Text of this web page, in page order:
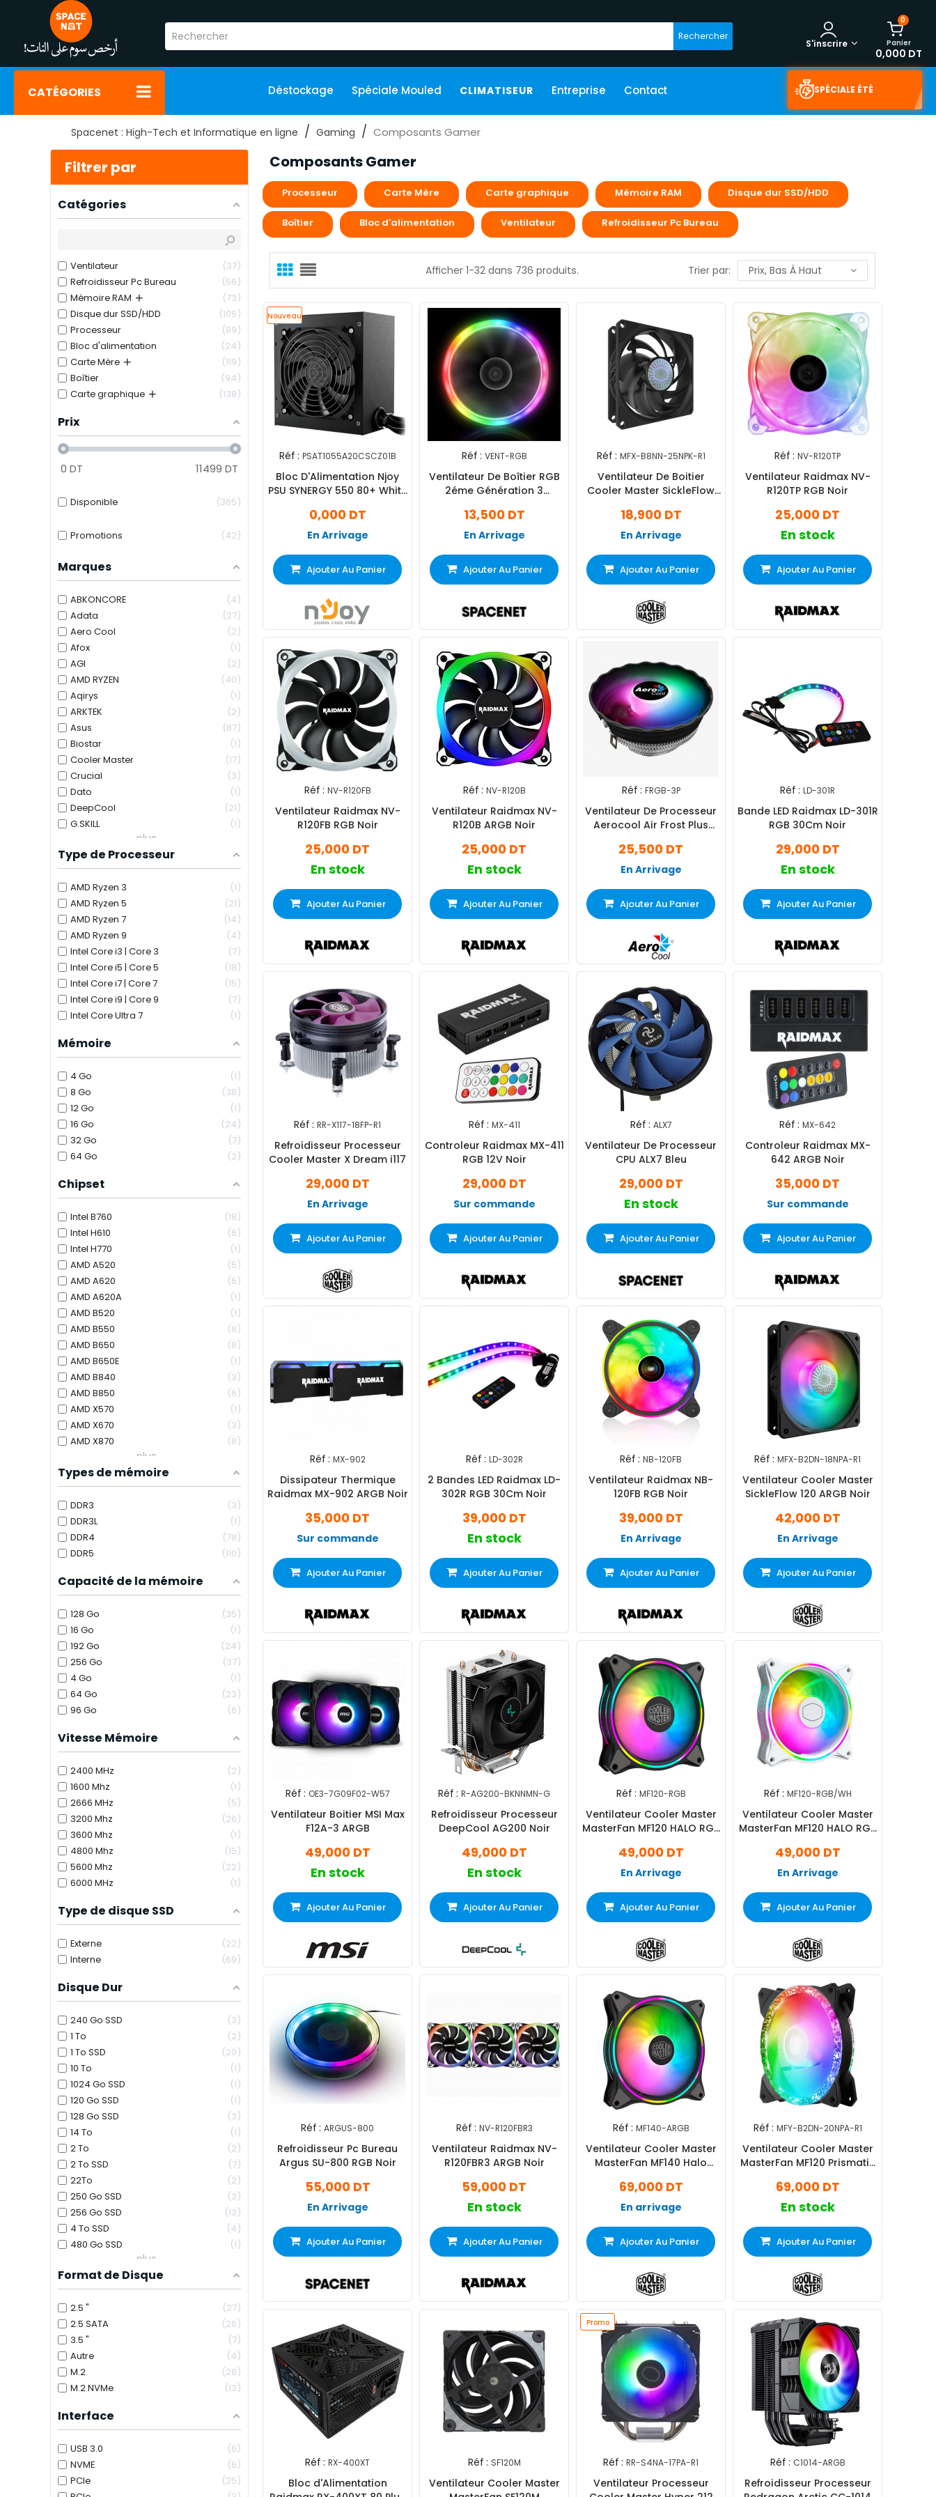
Rechercher
0
Panier
0,000 DT
S'inscrire
CATÉGORIES Déstockage Spéciale Mouled CLIMATISEUR Entreprise Contact SPÉCIALE ÉTÉ
Spacenet : High-Tech et Informatique en ligne Gaming Composants Gamer
Filtrer par
Catégories
Ventilateur
37
Refroidisseur Pc Bureau
56
Mémoire RAM +
73
Disque dur SSD/HDD
105
Processeur
89
Bloc d'alimentation
24
Carte Mère +
119
Boîtier
94
Carte graphique + 138
Prix
0 DT 11499 DT
Disponible 365
Promotions 42
Marques
ABKONCORE
4
Adata
27
Aero Cool
2
Afox
1
AGI
2
AMD RYZEN
40
Aqirys
1
ARKTEK
2
Asus
87
Biostar
1
Cooler Master
17
Crucial
3
Dato
1
DeepCool
21
G.SKILL
1
plus...
Type de Processeur
AMD Ryzen 3
1
AMD Ryzen 5
21
AMD Ryzen 7
14
AMD Ryzen 9
4
Intel Core i3 | Core 3
7
Intel Core i5 | Core 5
18
Intel Core i7 | Core 7
15
Intel Core i9 | Core 9
7
Intel Core Ultra 7
1
Mémoire
4 Go
1
8 Go
38
12 Go
1
16 Go
24
32 Go
7
64 Go
2
Chipset
Intel B760
18
Intel H610
6
Intel H770
1
AMD A520
5
AMD A620
6
AMD A620A
1
AMD B520
1
AMD B550
8
AMD B650
8
AMD B650E
1
AMD B840
3
AMD B850
6
AMD X570
1
AMD X670
3
AMD X870
8
plus...
Types de mémoire
DDR3
3
DDR3L
1
DDR4
78
DDR5
110
Capacité de la mémoire
128 Go
35
16 Go
1
192 Go
24
256 Go
37
4 Go
1
64 Go
23
96 Go
6
Vitesse Mémoire
2400 MHz
2
1600 Mhz
1
2666 MHz
5
3200 Mhz
26
3600 Mhz
1
4800 Mhz
15
5600 Mhz
22
6000 MHz
1
Type de disque SSD
Externe
22
Interne
69
Disque Dur
240 Go SSD
3
1 To
2
1 To SSD
20
10 To
1
1024 Go SSD
1
120 Go SSD
1
128 Go SSD
3
14 To
1
2 To
2
2 To SSD
7
22To
2
250 Go SSD
3
256 Go SSD
13
4 To SSD
4
480 Go SSD
1
plus...
Format de Disque
2.5 "
27
2.5 SATA
26
3.5 "
7
Autre
4
M.2
28
M.2 NVMe
13
Interface
USB 3.0
6
NVME
6
PCIe
25
Composants Gamer
Processeur Carte Mère Carte graphique Mémoire RAM Disque dur SSD/HDD
Boîtier Bloc d'alimentation Ventilateur Refroidisseur Pc Bureau
Afficher 1-32 dans 736 produits. Trier par: Prix, Bas À Haut
Nouveau
Réf : PSAT1055A20CSCZ01B
Bloc D'Alimentation Njoy
PSU SYNERGY 550 80+ White
0,000 DT
En Arrivage
Ajouter Au Panier
Réf : VENT-RGB
Ventilateur De Boîtier RGB
2éme Génération 3
13,500 DT
En Arrivage
Ajouter Au Panier
Réf : MFX-B8NN-25NPK-R1
Ventilateur De Boitier
Cooler Master SickleFlow
18,900 DT
En Arrivage
Ajouter Au Panier
Réf : NV-R120TP
Ventilateur Raidmax NV-
R120TP RGB Noir
25,000 DT
En stock
Ajouter Au Panier
Réf : NV-R120FB
Ventilateur Raidmax NV-
R120FB RGB Noir
25,000 DT
En stock
Ajouter Au Panier
Réf : NV-R120B
Ventilateur Raidmax NV-
R120B ARGB Noir
25,000 DT
En stock
Ajouter Au Panier
Réf : FRGB-3P
Ventilateur De Processeur
Aerocool Air Frost Plus
25,500 DT
En Arrivage
Ajouter Au Panier
Réf : LD-301R
Bande LED Raidmax LD-301R
RGB 30Cm Noir
29,000 DT
En stock
Ajouter Au Panier
Réf : RR-X117-18FP-R1
Refroidisseur Processeur
Cooler Master X Dream i117
29,000 DT
En Arrivage
Ajouter Au Panier
Réf : MX-411
Controleur Raidmax MX-411
RGB 12V Noir
29,000 DT
Sur commande
Ajouter Au Panier
Réf : ALX7
Ventilateur De Processeur
CPU ALX7 Bleu
29,000 DT
En stock
Ajouter Au Panier
Réf : MX-642
Controleur Raidmax MX-
642 ARGB Noir
35,000 DT
Sur commande
Ajouter Au Panier
Réf : MX-902
Dissipateur Thermique
Raidmax MX-902 ARGB Noir
35,000 DT
Sur commande
Ajouter Au Panier
Réf : LD-302R
2 Bandes LED Raidmax LD-
302R RGB 30Cm Noir
39,000 DT
En stock
Ajouter Au Panier
Réf : NB-120FB
Ventilateur Raidmax NB-
120FB RGB Noir
39,000 DT
En Arrivage
Ajouter Au Panier
Réf : MFX-B2DN-18NPA-R1
Ventilateur Cooler Master
SickleFlow 120 ARGB Noir
42,000 DT
En Arrivage
Ajouter Au Panier
Réf : OE3-7G09F02-W57
Ventilateur Boitier MSI Max
F12A-3 ARGB
49,000 DT
En stock
Ajouter Au Panier
Réf : R-AG200-BKNNMN-G
Refroidisseur Processeur
DeepCool AG200 Noir
49,000 DT
En stock
Ajouter Au Panier
Réf : MF120-RGB
Ventilateur Cooler Master
MasterFan MF120 HALO RGB
49,000 DT
En Arrivage
Ajouter Au Panier
Réf : MF120-RGB/WH
Ventilateur Cooler Master
MasterFan MF120 HALO RGB
49,000 DT
En Arrivage
Ajouter Au Panier
Réf : ARGUS-800
Refroidisseur Pc Bureau
Argus SU-800 RGB Noir
55,000 DT
En Arrivage
Ajouter Au Panier
Réf : NV-R120FBR3
Ventilateur Raidmax NV-
R120FBR3 ARGB Noir
59,000 DT
En stock
Ajouter Au Panier
Réf : MF140-ARGB
Ventilateur Cooler Master
MasterFan MF140 Halo
69,000 DT
En arrivage
Ajouter Au Panier
Réf : MFY-B2DN-20NPA-R1
Ventilateur Cooler Master
MasterFan MF120 Prismatic
69,000 DT
En stock
Ajouter Au Panier
Réf : RX-400XT
Bloc d'Alimentation
Réf : SF120M
Ventilateur Cooler Master
Promo
Réf : RR-S4NA-17PA-R1
Ventilateur Processeur
Réf : C1014-ARGB
Refroidisseur Processeur